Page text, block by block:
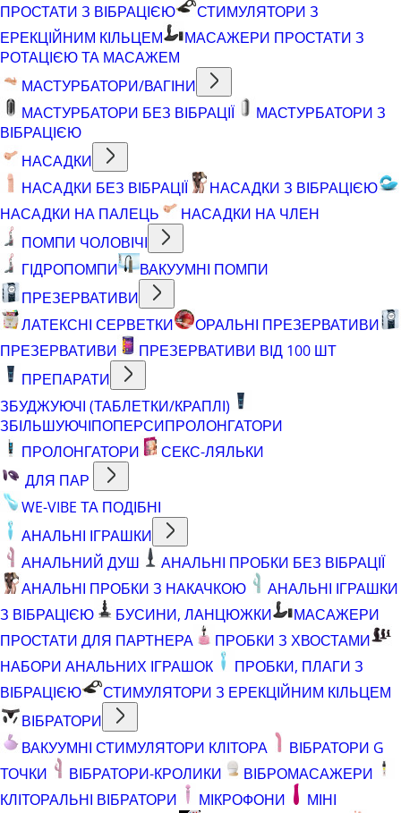
ПРОСТАТИ З ВІБРАЦІЄЮ
СТИМУЛЯТОРИ З
ЕРЕКЦІЙНИМ КІЛЬЦЕМ
МАСАЖЕРИ ПРОСТАТИ З
РОТАЦІЄЮ ТА МАСАЖЕМ
МАСТУРБАТОРИ/ВАГІНИ
МАСТУРБАТОРИ БЕЗ ВІБРАЦІЇ
МАСТУРБАТОРИ З
ВІБРАЦІЄЮ
НАСАДКИ
НАСАДКИ БЕЗ ВІБРАЦІЇ
НАСАДКИ З ВІБРАЦІЄЮ
НАСАДКИ НА ПАЛЕЦЬ
НАСАДКИ НА ЧЛЕН
ПОМПИ ЧОЛОВІЧІ
ГІДРОПОМПИ
ВАКУУМНІ ПОМПИ
ПРЕЗЕРВАТИВИ
ЛАТЕКСНІ СЕРВЕТКИ
ОРАЛЬНІ ПРЕЗЕРВАТИВИ
ПРЕЗЕРВАТИВИ
ПРЕЗЕРВАТИВИ ВІД 100 ШТ
ПРЕПАРАТИ
ЗБУДЖУЮЧІ (ТАБЛЕТКИ/КРАПЛІ)
ЗБІЛЬШУЮЧІПОПЕРСИПРОЛОНГАТОРИ
ПРОЛОНГАТОРИ
СЕКС-ЛЯЛЬКИ
ДЛЯ ПАР
WE-VIBE ТА ПОДІБНІ
АНАЛЬНІ ІГРАШКИ
АНАЛЬНИЙ ДУШ
АНАЛЬНІ ПРОБКИ БЕЗ ВІБРАЦІЇ
АНАЛЬНІ ПРОБКИ З НАКАЧКОЮ
АНАЛЬНІ ІГРАШКИ
З ВІБРАЦІЄЮ
БУСИНИ, ЛАНЦЮЖКИ
МАСАЖЕРИ
ПРОСТАТИ ДЛЯ ПАРТНЕРА
ПРОБКИ З ХВОСТАМИ
НАБОРИ АНАЛЬНИХ ІГРАШОК
ПРОБКИ, ПЛАГИ З
ВІБРАЦІЄЮ
СТИМУЛЯТОРИ З ЕРЕКЦІЙНИМ КІЛЬЦЕМ
ВІБРАТОРИ
ВАКУУМНІ СТИМУЛЯТОРИ КЛІТОРА
ВІБРАТОРИ G
ТОЧКИ
ВІБРАТОРИ-КРОЛИКИ
ВІБРОМАСАЖЕРИ
КЛІТОРАЛЬНІ ВІБРАТОРИ
МІКРОФОНИ
МІНІ